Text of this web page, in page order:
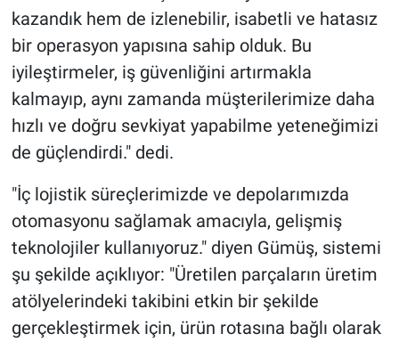
kazandık hem de izlenebilir, isabetli ve hatasız
bir operasyon yapısına sahip olduk. Bu
iyileştirmeler, iş güvenliğini artırmakla
kalmayıp, aynı zamanda müşterilerimize daha
hızlı ve doğru sevkiyat yapabilme yeteneğimizi
de güçlendirdi." dedi.
"İç lojistik süreçlerimizde ve depolarımızda
otomasyonu sağlamak amacıyla, gelişmiş
teknolojiler kullanıyoruz." diyen Gümüş, sistemi
şu şekilde açıklıyor: "Üretilen parçaların üretim
atölyelerindeki takibini etkin bir şekilde
gerçekleştirmek için, ürün rotasına bağlı olarak